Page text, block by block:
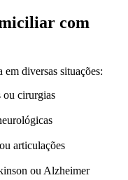
com
em diversas situações:
ou cirurgias
articulações
ou Alzheimer